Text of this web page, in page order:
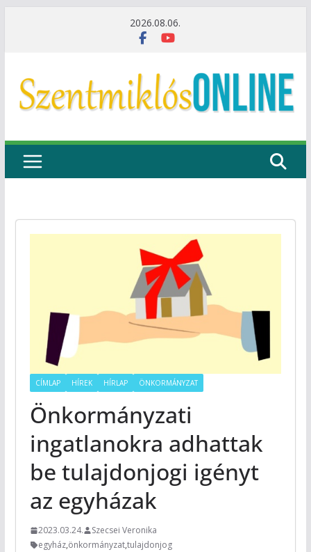
2026.08.06.
CÍMLAP HÍREK HÍRLAP ÖNKORMÁNYZAT
Önkormányzati
ingatlanokra adhattak
be tulajdonjogi igényt
az egyházak
2023.03.24.
Szecsei Veronika
egyház,önkormányzat,tulajdonjog